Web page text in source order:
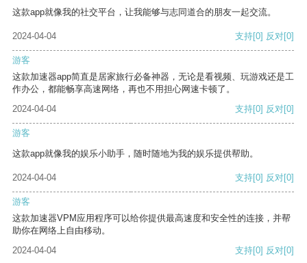
这款app就像我的社交平台，让我能够与志同道合的朋友一起交流。
2024-04-04 支持[0] 反对[0]
游客
这款加速器app简直是居家旅行必备神器，无论是看视频、玩游戏还是工
作办公，都能畅享高速网络，再也不用担心网速卡顿了。
2024-04-04
支持[0] 反对[0]
游客
这款app就像我的娱乐小助手，随时随地为我的娱乐提供帮助。
2024-04-04 支持[0] 反对[0]
游客
这款加速器VPM应用程序可以给你提供最高速度和安全性的连接，并帮
助你在网络上自由移动。
2024-04-04
支持[0] 反对[0]